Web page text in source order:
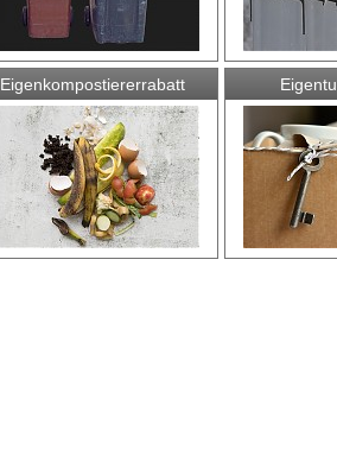
Eigenkompostiererrabatt